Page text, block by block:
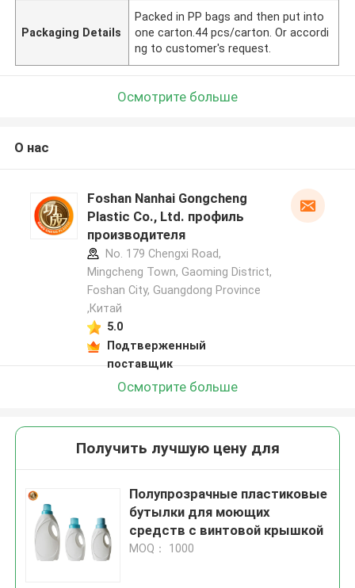
Packaging Details
Packed in PP bags and then put into
one carton.44 pcs/carton. Or accordi
ng to customer's request.
Осмотрите больше
О нас
Foshan Nanhai Gongcheng
Plastic Co., Ltd. профиль
производителя
No. 179 Chengxi Road,
Mingcheng Town, Gaoming District,
Foshan City, Guangdong Province
,Китай
5.0
Подтверженный
поставщик
Осмотрите больше
Получить лучшую цену для
Полупрозрачные пластиковые
бутылки для моющих
средств с винтовой крышкой
MOQ： 1000